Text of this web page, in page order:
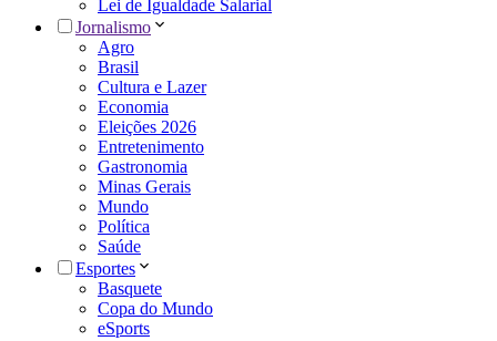
Lei de Igualdade Salarial
Jornalismo
Agro
Brasil
Cultura e Lazer
Economia
Eleições 2026
Entretenimento
Gastronomia
Minas Gerais
Mundo
Política
Saúde
Esportes
Basquete
Copa do Mundo
eSports